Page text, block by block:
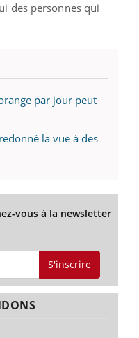
des personnes qui
par jour peut
la vue à des
vous à la newsletter
S'inscrire